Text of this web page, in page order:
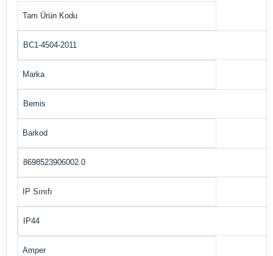
Tam Ürün Kodu
BC1-4504-2011
Marka
Bemis
Barkod
8698523906002.0
IP Sınıfı
IP44
Amper